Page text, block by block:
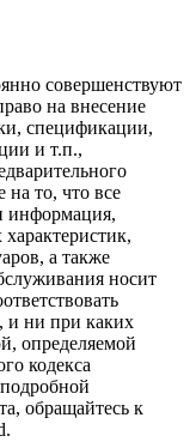
совершенствуют
на внесение
спецификации,
и т.п.,
то, что все
информация,
а также
носит
и ни при каких
определяемой
кодекса
обращайтесь к